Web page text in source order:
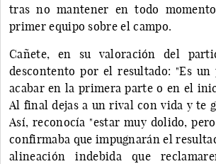
tras no mantener en todo
primer equipo sobre el campo.
Cañete, en su valoración del
descontento por el resultado: "Es un
acabar en la primera parte o en el
Al final dejas a un rival con vida y te
Así, reconocía "estar muy dolido,
confirmaba que impugnarán el
alineación indebida que